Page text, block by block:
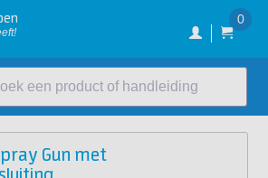
0
een product of handleiding
Gun met